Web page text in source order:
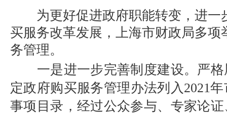
为更好促进政府职能转变，进一
买服务改革发展，上海市财政局多项
务管理。
一是进一步完善制度建设。 严
定政府购买服务管理办法列入2021
事项目录，经过公众参与、专家论